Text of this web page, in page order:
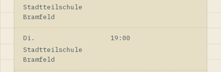
Stadtteilschule
Bramfeld
Di.
19:00
Stadtteilschule
Bramfeld